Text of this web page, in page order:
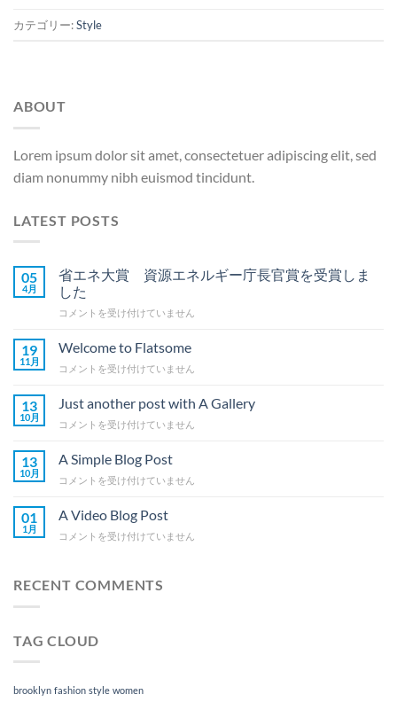
カテゴリー:Style
ABOUT
Lorem ipsum dolor sit amet, consectetuer adipiscing elit, sed
diam nonummy nibh euismod tincidunt.
LATEST POSTS
05
4月
省エネ大賞 資源エネルギー庁長官賞を受賞しま
した
省
ネ
賞
源
ネ
ギ
ー
官
賞
賞
た
コメントを受け付けていません
19
11月
Welcome to Flatsome
Welcome
Flatsome
コメントを受け付けていません
13
10月
Just another post with A Gallery
Just
post
A
は
コメントを受け付けていません
13
10月
A Simple Blog Post
A
Blog
は
コメントを受け付けていません
01
1月
A Video Blog Post
A
Post
コメントを受け付けていません
RECENT COMMENTS
TAG CLOUD
brooklyn fashion style women